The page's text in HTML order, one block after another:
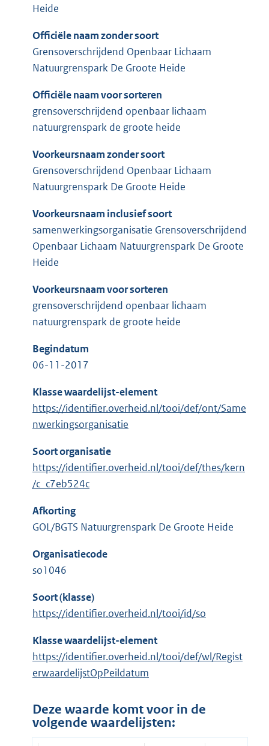
Heide
Officiële naam zonder soort
Grensoverschrijdend Openbaar Lichaam
Natuurgrenspark De Groote Heide
Officiële naam voor sorteren
grensoverschrijdend openbaar lichaam
natuurgrenspark de groote heide
Voorkeursnaam zonder soort
Grensoverschrijdend Openbaar Lichaam
Natuurgrenspark De Groote Heide
Voorkeursnaam inclusief soort
samenwerkingsorganisatie Grensoverschrijdend
Openbaar Lichaam Natuurgrenspark De Groote
Heide
Voorkeursnaam voor sorteren
grensoverschrijdend openbaar lichaam
natuurgrenspark de groote heide
Begindatum
06-11-2017
Klasse waardelijst-element
https://identifier.overheid.nl/tooi/def/ont/Same
nwerkingsorganisatie
Soort organisatie
https://identifier.overheid.nl/tooi/def/thes/kern
/c_c7eb524c
Afkorting
GOL/BGTS Natuurgrenspark De Groote Heide
Organisatiecode
so1046
Soort (klasse)
https://identifier.overheid.nl/tooi/id/so
Klasse waardelijst-element
https://identifier.overheid.nl/tooi/def/wl/Regist
erwaardelijstOpPeildatum
Deze waarde komt voor in de
volgende waardelijsten: